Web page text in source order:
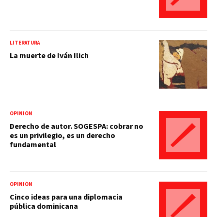
LITERATURA
La muerte de Iván Ilich
OPINIÓN
Derecho de autor. SOGESPA: cobrar no
es un privilegio, es un derecho
fundamental
OPINIÓN
Cinco ideas para una diplomacia
pública dominicana